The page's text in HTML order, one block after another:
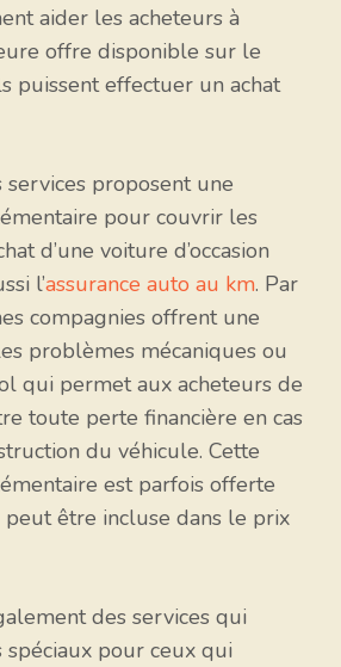
aider les acheteurs à
offre disponible sur le
puissent effectuer un achat
services proposent une
pour couvrir les
d’une voiture d’occasion
l’assurance auto au km. Par
compagnies offrent une
problèmes mécaniques ou
qui permet aux acheteurs de
toute perte financière en cas
du véhicule. Cette
est parfois offerte
être incluse dans le prix
des services qui
pour ceux qui